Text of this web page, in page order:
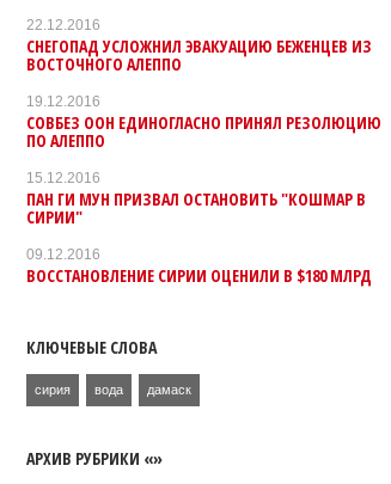
22.12.2016
СНЕГОПАД УСЛОЖНИЛ ЭВАКУАЦИЮ БЕЖЕНЦЕВ ИЗ
ВОСТОЧНОГО АЛЕППО
19.12.2016
СОВБЕЗ ООН ЕДИНОГЛАСНО ПРИНЯЛ РЕЗОЛЮЦИЮ
ПО АЛЕППО
15.12.2016
ПАН ГИ МУН ПРИЗВАЛ ОСТАНОВИТЬ "КОШМАР В
СИРИИ"
09.12.2016
ВОССТАНОВЛЕНИЕ СИРИИ ОЦЕНИЛИ В $180 МЛРД
КЛЮЧЕВЫЕ СЛОВА
сирия вода дамаск
АРХИВ РУБРИКИ «»